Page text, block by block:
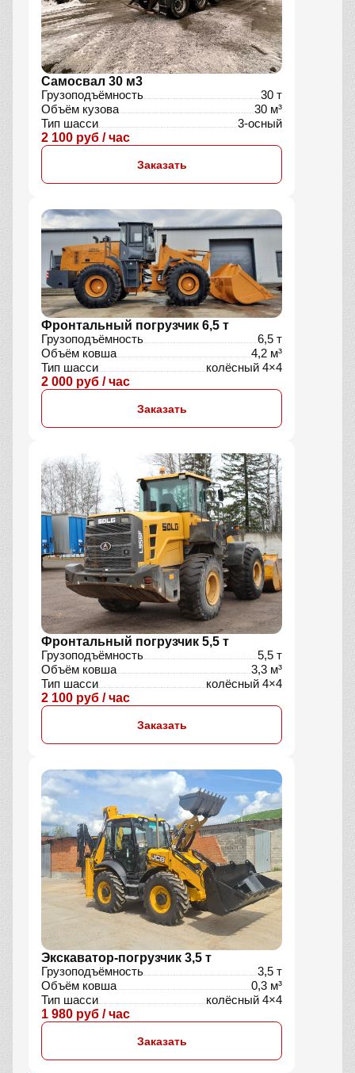
Самосвал 30 м3
Грузоподъёмность
30 т
Объём кузова
30 м³
Тип шасси
3-осный
2 100 руб / час
Заказать
Фронтальный погрузчик 6,5 т
Грузоподъёмность
6,5 т
Объём ковша
4,2 м³
Тип шасси
колёсный 4×4
2 000 руб / час
Заказать
Фронтальный погрузчик 5,5 т
Грузоподъёмность
5,5 т
Объём ковша
3,3 м³
Тип шасси
колёсный 4×4
2 100 руб / час
Заказать
Экскаватор-погрузчик 3,5 т
Грузоподъёмность
3,5 т
Объём ковша
0,3 м³
Тип шасси
колёсный 4×4
1 980 руб / час
Заказать